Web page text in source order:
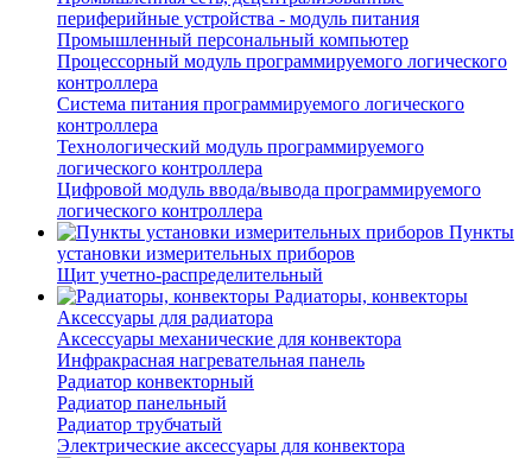
периферийные устройства - модуль питания
Промышленный персональный компьютер
Процессорный модуль программируемого логического
контроллера
Система питания программируемого логического
контроллера
Технологический модуль программируемого
логического контроллера
Цифровой модуль ввода/вывода программируемого
логического контроллера
Пункты
установки измерительных приборов
Щит учетно-распределительный
Радиаторы, конвекторы
Аксессуары для радиатора
Аксессуары механические для конвектора
Инфракрасная нагревательная панель
Радиатор конвекторный
Радиатор панельный
Радиатор трубчатый
Электрические аксессуары для конвектора